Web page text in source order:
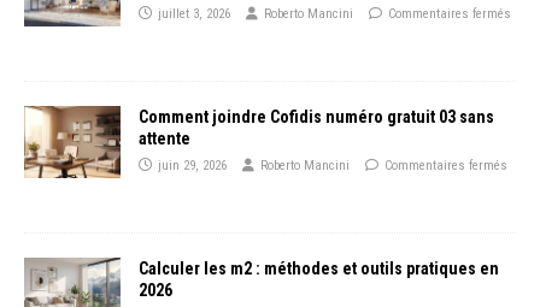
juillet 3, 2026 Roberto Mancini Commentaires fermés
Comment joindre Cofidis numéro gratuit 03 sans
attente
juin 29, 2026 Roberto Mancini Commentaires fermés
Calculer les m2 : méthodes et outils pratiques en
2026